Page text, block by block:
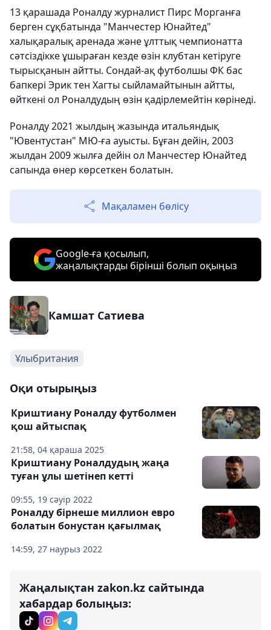
13 қарашада Роналду журналист Пирс Морганға
берген сұқбатында "Манчестер Юнайтед"
халықаралық аренада және ұлттық чемпионатта
сәтсіздікке ұшыраған кезде өзін клубтан кетіруге
тырысқанын айтты. Сондай-ақ футболшы ФК бас
бапкері Эрик тен Хагты сыйламайтынын айтты,
өйткені ол Роналдудың өзін қадірлемейтін көрінеді.
Роналду 2021 жылдың жазында итальяндық
"Ювентустан" МЮ-ға ауысты. Бұған дейін, 2003
жылдан 2009 жылға дейін ол Манчестер Юнайтед
сапында өнер көрсеткен болатын.
Мақаламен бөлісу
Google-ға қосылып,
жаңалықтарды бірінші болып оқыңыз
Камшат Сатиева
Ұлыбритания
Оқи отырыңыз
21:58, 04 қараша 2025
Криштиану Роналду футболмен
қош айтыспақ
09:55, 19 сәуір 2022
Криштиану Роналдудың жаңа
туған ұлы шетінеп кетті
14:59, 27 наурыз 2022
Роналду бірнеше миллион евро
болатын бонустан қағылмақ
Жаңалықтан zakon.kz сайтында
хабардар болыңыз: